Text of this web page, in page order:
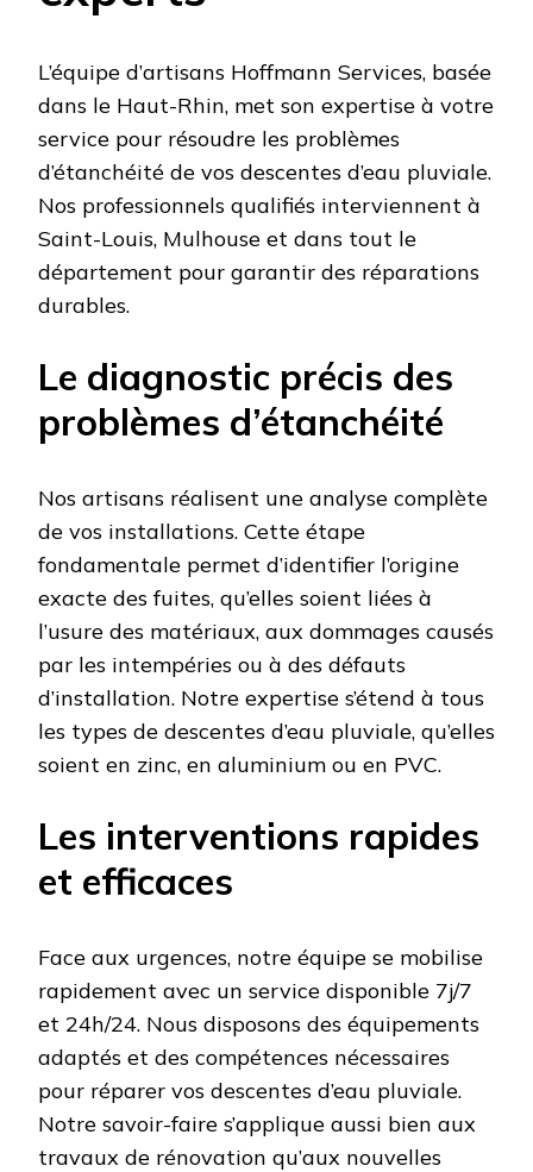
L’équipe d’artisans Hoffmann Services, basée
dans le Haut-Rhin, met son expertise à votre
service pour résoudre les problèmes
d’étanchéité de vos descentes d’eau pluviale.
Nos professionnels qualifiés interviennent à
Saint-Louis, Mulhouse et dans tout le
département pour garantir des réparations
durables.
Le diagnostic précis des
problèmes d’étanchéité
Nos artisans réalisent une analyse complète
de vos installations. Cette étape
fondamentale permet d’identifier l’origine
exacte des fuites, qu’elles soient liées à
l’usure des matériaux, aux dommages causés
par les intempéries ou à des défauts
d’installation. Notre expertise s’étend à tous
les types de descentes d’eau pluviale, qu’elles
soient en zinc, en aluminium ou en PVC.
Les interventions rapides
et efficaces
Face aux urgences, notre équipe se mobilise
rapidement avec un service disponible 7j/7
et 24h/24. Nous disposons des équipements
adaptés et des compétences nécessaires
pour réparer vos descentes d’eau pluviale.
Notre savoir-faire s’applique aussi bien aux
travaux de rénovation qu’aux nouvelles